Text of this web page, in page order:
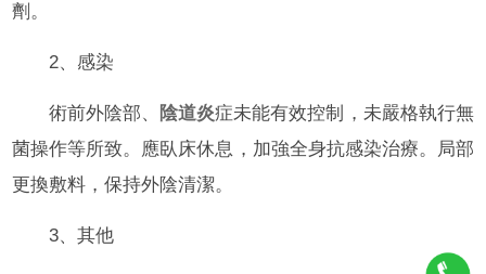
劑。
2、感染
術前外陰部、 陰道炎症未能有效控制，未嚴格執行無
菌操作等所致。應臥床休息，加強全身抗感染治療。局部
更換敷料，保持外陰清潔。
3、其他